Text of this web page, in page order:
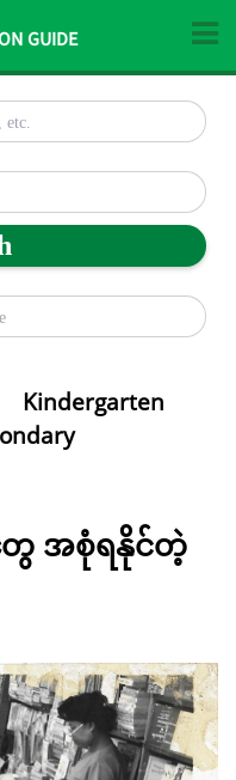
GUIDE
Kindergarten
တွေ အစုံရနိုင်တဲ့